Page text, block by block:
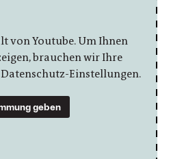
von Youtube. Um Ihnen
brauchen wir Ihre
Einstellungen.
geben